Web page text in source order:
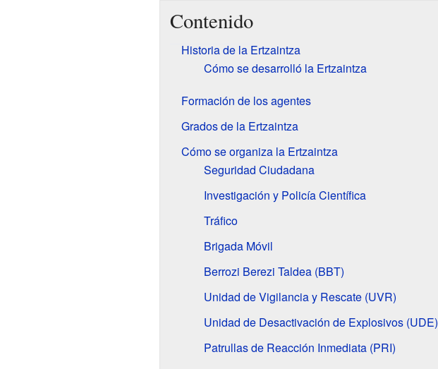
Contenido
Historia de la Ertzaintza
Cómo se desarrolló la Ertzaintza
Formación de los agentes
Grados de la Ertzaintza
Cómo se organiza la Ertzaintza
Seguridad Ciudadana
Investigación y Policía Científica
Tráfico
Brigada Móvil
Berrozi Berezi Taldea (BBT)
Unidad de Vigilancia y Rescate (UVR)
Unidad de Desactivación de Explosivos (UDE)
Patrullas de Reacción Inmediata (PRI)